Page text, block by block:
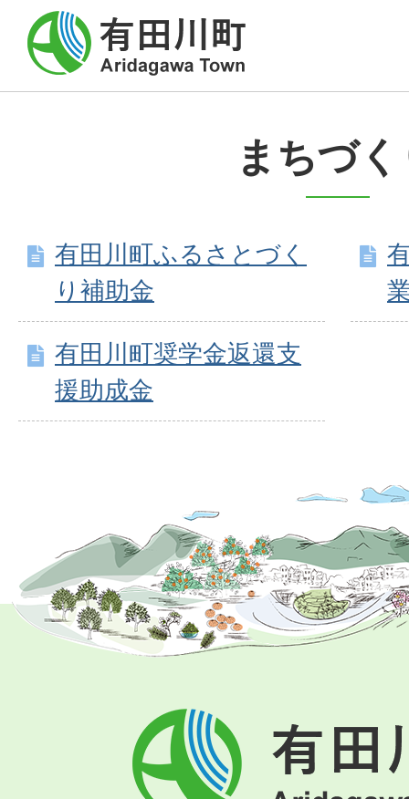
まちづ
有田川町ふるさとづく
り補助金
有田川町奨学金返還支
援助成金
有
田
川